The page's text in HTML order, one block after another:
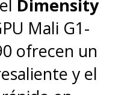
pasó
30 horas a
, lo que
de uso sin
Dimensity
Mali G1-
ofrecen un
y el